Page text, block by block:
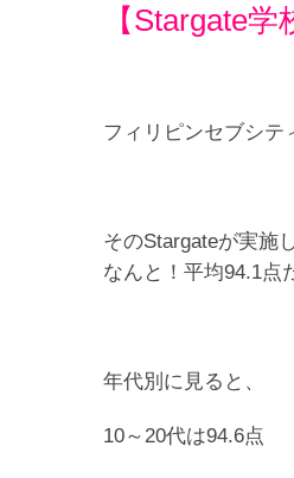
【Stargate
フィリピンセブシテ
そのStargateが実施
なんと！平均94.1点
年代別に見ると、
10～20代は94.6点